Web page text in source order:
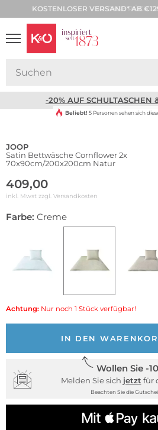
30 TAGE
-20% AUF SCHULTASCHEN
Beliebt! 5 Personen sehen sich
JOOP
Satin Bettwäsche Cornflower 2x
70x90cm/200x200cm Natur
409,00
inkl. Mwst zzgl. Versandkosten
Farbe: Creme
Achtung: Nur noch 1 Stück verfügbar!
IN DEN
Wollen Sie -
Melden Sie sich jetzt für
Beachten Sie die